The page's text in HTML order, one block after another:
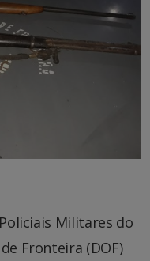
Militares do
Fronteira (DOF)